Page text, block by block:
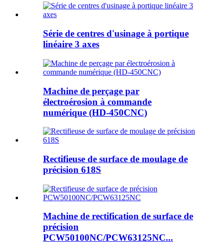
Série de centres d'usinage à portique
linéaire 3 axes
Machine de perçage par
électroérosion à commande
numérique (HD-450CNC)
Rectifieuse de surface de moulage de
précision 618S
Machine de rectification de surface de
précision
PCW50100NC/PCW63125NC...